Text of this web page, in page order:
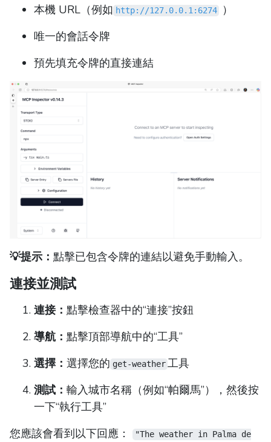
本機 URL（例如 http://127.0.0.1:6274
）
唯一的會話令牌
預先填充令牌的直接連結
💡提示： 點擊已包含令牌的連結以避免手動輸入。
連接並測試
連接： 點擊檢查器中的“連接”按鈕
導航： 點擊頂部導航中的“工具”
選擇： 選擇您的 get-weather 工具
測試： 輸入城市名稱（例如“帕爾馬”），然後按
一下“執行工具”
您應該會看到以下回應：
"The weather in Palma de